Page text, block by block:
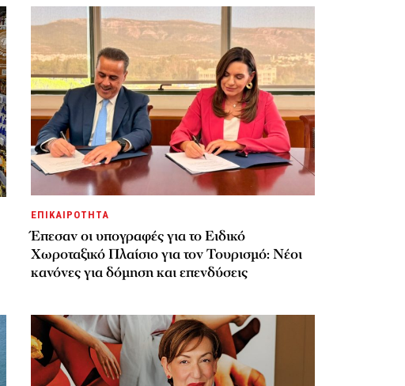
ΕΠΙΚΑΙΡΟΤΗΤΑ
Έπεσαν οι υπογραφές για το Ειδικό
Χωροταξικό Πλαίσιο για τον Τουρισμό: Νέοι
κανόνες για δόμηση και επενδύσεις